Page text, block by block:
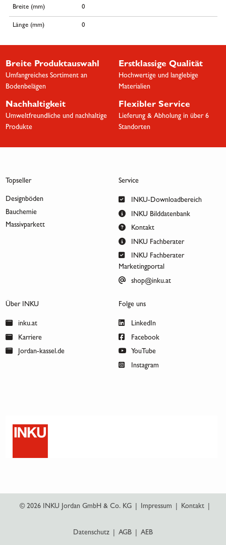
Breite (mm) 0
Länge (mm) 0
Breite Produktauswahl
Umfangreiches Sortiment an
Bodenbelägen
Erstklassige Qualität
Hochwertige und langlebige
Materialien
Nachhaltigkeit
Umweltfreundliche und nachhaltige
Produkte
Flexibler Service
Lieferung & Abholung in über 6
Standorten
Topseller
Designböden
Bauchemie
Massivparkett
Service
INKU-Downloadbereich
INKU Bilddatenbank
Kontakt
INKU Fachberater
INKU Fachberater
Marketingportal
shop@inku.at
Über INKU
inku.at
Karriere
Jordan-kassel.de
Folge uns
LinkedIn
Facebook
YouTube
Instagram
© 2026 INKU Jordan GmbH & Co. KG Impressum Kontakt
Datenschutz AGB AEB